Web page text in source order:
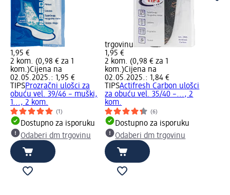
1,95 €
2 kom. (0,98 € za 1
kom.)Cijena na
02.05.2025.: 1,95 €
TIPSProzračni ulošci za
obuću vel. 39/46 – muški,
1..., 2 kom.
(1)
Dostupno za isporuku
Odaberi dm trgovinu
trgovinu
1,95 €
2 kom. (0,98 € za 1
kom.)Cijena na
02.05.2025.: 1,84 €
TIPSActifresh Carbon ulošci
za obuću vel. 35/40 –..., 2
kom.
(6)
Dostupno za isporuku
Odaberi dm trgovinu